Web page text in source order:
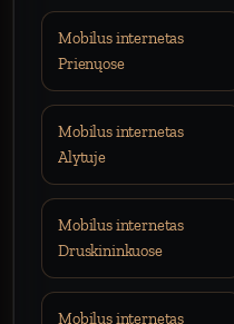
Mobilus internetas
Prienųose
Mobilus internetas
Alytuje
Mobilus internetas
Druskininkuose
Mobilus internetas